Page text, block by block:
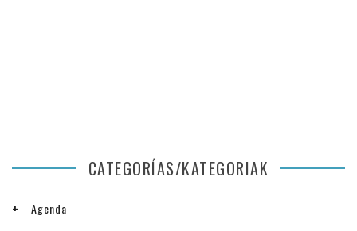
CATEGORÍAS/KATEGORIAK
Agenda